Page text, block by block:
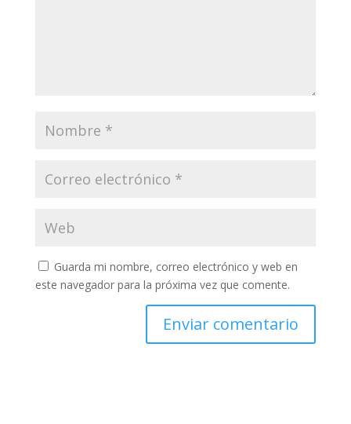
Guarda mi nombre, correo electrónico y web en
este navegador para la próxima vez que comente.